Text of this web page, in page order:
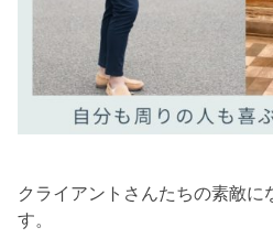
クライアントさんたちの素敵に
す。